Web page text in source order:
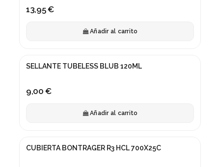
13,95 €
Añadir al carrito
SELLANTE TUBELESS BLUB 120ML
9,00 €
Añadir al carrito
¡En oferta!
CUBIERTA BONTRAGER R3 HCL 700X25C